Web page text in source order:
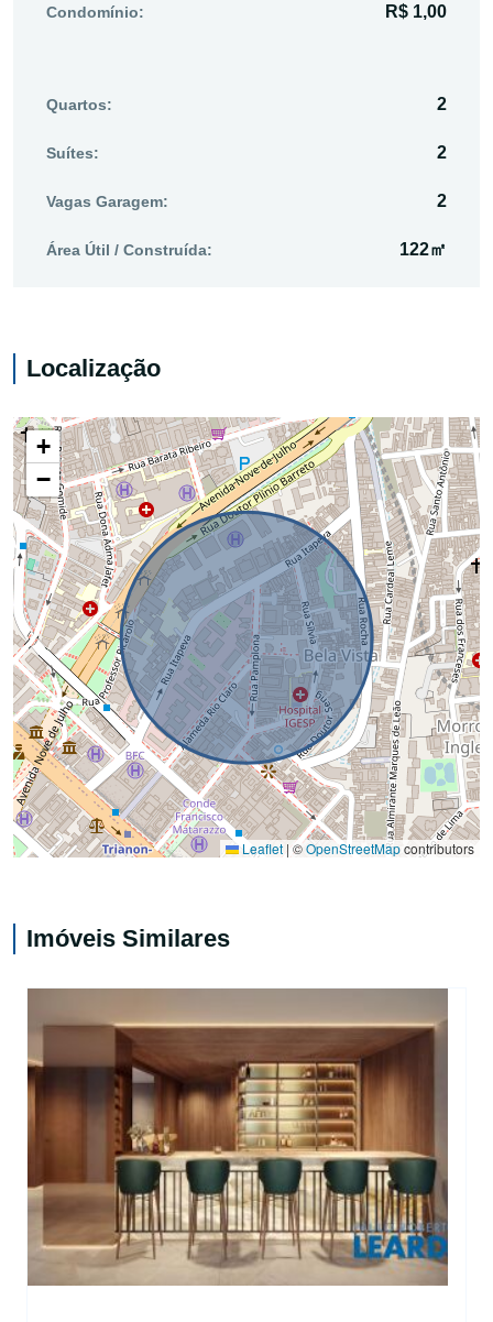
Condomínio: R$ 1,00
Quartos: 2
Suítes: 2
Vagas Garagem: 2
Área Útil / Construída: 122㎡
Localização
+
−
Leaflet | ©OpenStreetMapcontributors
Imóveis Similares